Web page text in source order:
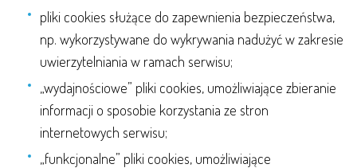
pliki cookies służące do zapewnienia bezpieczeństwa,
np. wykorzystywane do wykrywania nadużyć w zakresie
uwierzytelniania w ramach serwisu;
„wydajnościowe” pliki cookies, umożliwiające zbieranie
informacji o sposobie korzystania ze stron
internetowych serwisu;
„funkcjonalne” pliki cookies, umożliwiające